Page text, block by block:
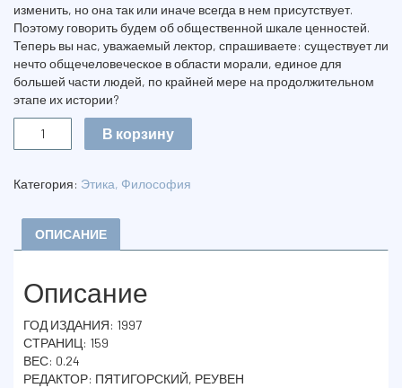
изменить, но она так или иначе всегда в нем при­сутствует.
Поэтому говорить будем об обще­ственной шкале ценностей.
Теперь вы нас, уважаемый лектор, спрашиваете: существует ли
нечто общечеловеческое в области морали, единое для
большей части людей, по крайней мере на продолжительном
этапе их истории?
СВОБОДА
ВЫБОР
В корзину
Категория: Этика, Философия
ОПИСАНИЕ
Описание
ГОД ИЗДАНИЯ: 1997
СТРАНИЦ: 159
ВЕС: 0.24
РЕДАКТОР: ПЯТИГОРСКИЙ, РЕУВЕН